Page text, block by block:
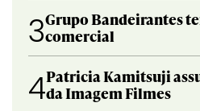
3Grupo Bandeirantes
comercial
4Patricia Kamitsuji
da Imagem Filmes